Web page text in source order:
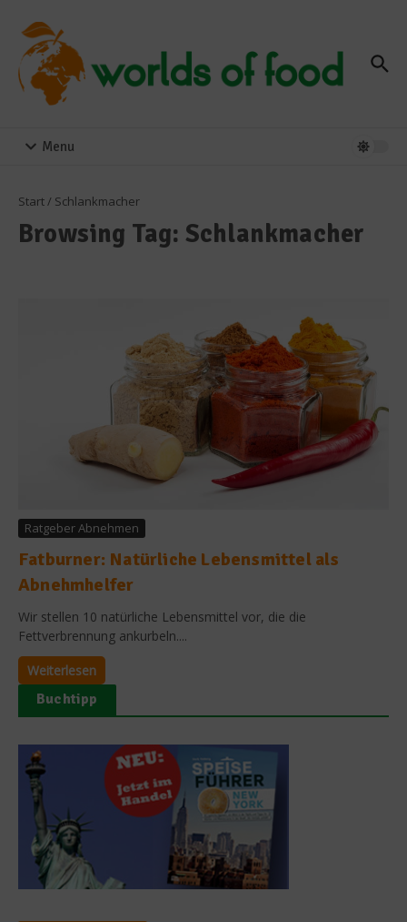
Menu
Start/ Schlankmacher
Browsing Tag: Schlankmacher
Ratgeber Abnehmen
Fatburner: Natürliche Lebensmittel als
Abnehmhelfer
Wir stellen 10 natürliche Lebensmittel vor, die die
Fettverbrennung ankurbeln....
Weiterlesen
Buchtipp